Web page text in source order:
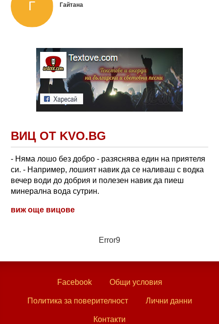
Гайтана
ВИЦ ОТ KVO.BG
- Няма лошо без добро - разяснява един на приятеля
си. - Например, лошият навик да се наливаш с водка
вечер води до добрия и полезен навик да пиеш
минерална вода сутрин.
виж още вицове
Error9
Facebook Общи условия
Политика за поверителност Лични данни
Контакти